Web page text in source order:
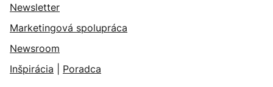
Newsletter
Marketingová spolupráca
Newsroom
Inšpirácia
Poradca